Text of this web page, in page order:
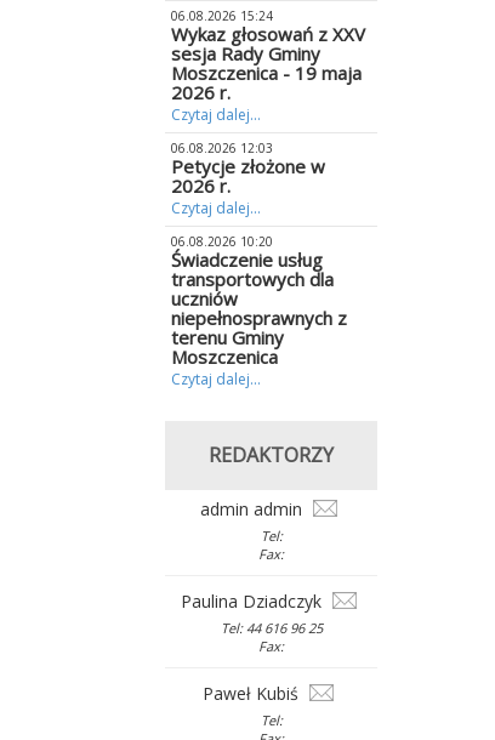
06.08.2026 15:24
Wykaz głosowań z XXV
sesja Rady Gminy
Moszczenica - 19 maja
2026 r.
Czytaj dalej...
06.08.2026 12:03
Petycje złożone w
2026 r.
Czytaj dalej...
06.08.2026 10:20
Świadczenie usług
transportowych dla
uczniów
niepełnosprawnych z
terenu Gminy
Moszczenica
Czytaj dalej...
REDAKTORZY
admin admin
Tel:
Fax:
Paulina Dziadczyk
Tel: 44 616 96 25
Fax:
Paweł Kubiś
Tel: